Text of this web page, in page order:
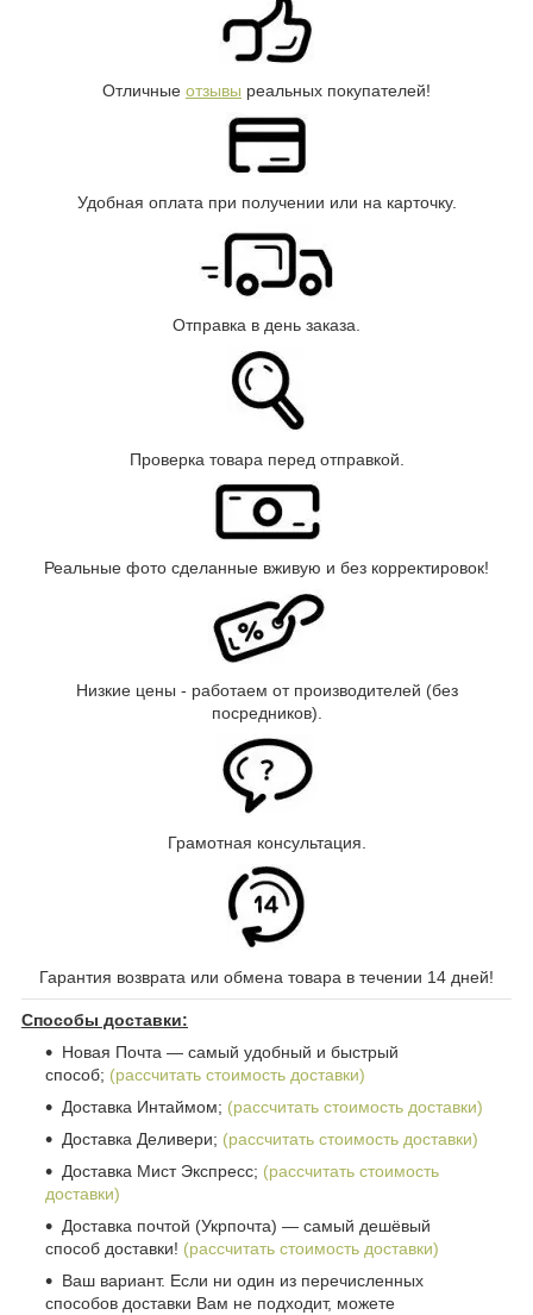
Отличные отзывы реальных покупателей!
Удобная оплата при получении или на карточку.
Отправка в день заказа.
Проверка товара перед отправкой.
Реальные фото сделанные вживую и без корректировок!
Низкие цены - работаем от производителей (без
посредников).
Грамотная консультация.
Гарантия возврата или обмена товара в течении 14 дней!
Способы доставки:
Новая Почта ― самый удобный и быстрый
способ; (рассчитать стоимость доставки)
Доставка Интаймом; (рассчитать стоимость доставки)
Доставка Деливери; (рассчитать стоимость доставки)
Доставка Мист Экспресс; (рассчитать стоимость
доставки)
Доставка почтой (Укрпочта) ― самый дешёвый
способ доставки! (рассчитать стоимость доставки)
Ваш вариант. Если ни один из перечисленных
способов доставки Вам не подходит, можете